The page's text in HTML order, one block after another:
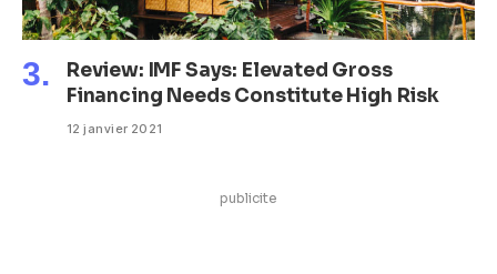
Review: IMF Says: Elevated Gross
Financing Needs Constitute High Risk
12 janvier 2021
publicite